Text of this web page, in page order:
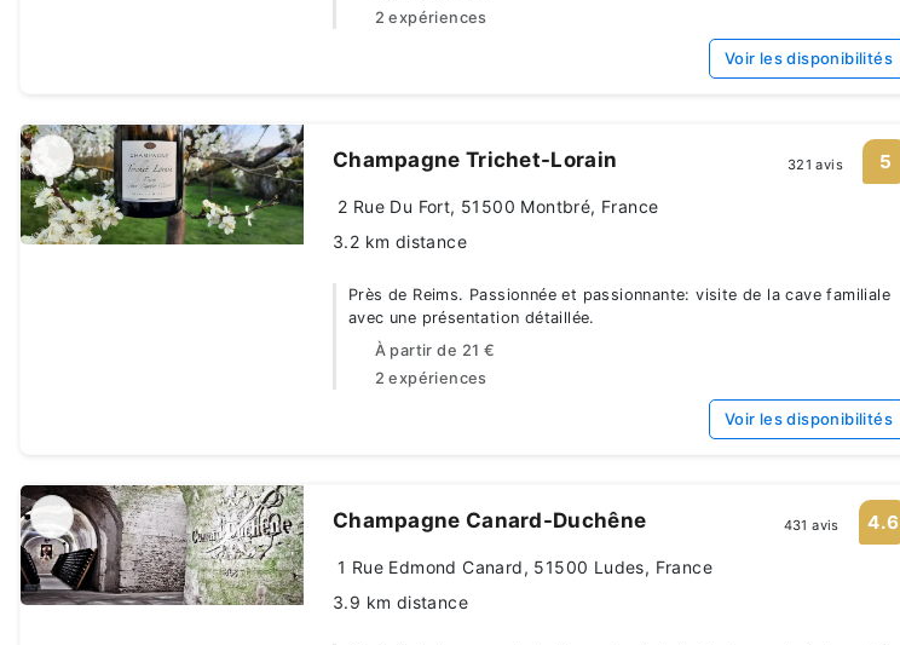
2 expériences
Voir les disponibilités
Champagne Trichet-Lorain 321 avis 5
2 Rue Du Fort, 51500 Montbré, France
3.2 km distance
Près de Reims. Passionnée et passionnante: visite de la cave familiale
avec une présentation détaillée.
À partir de 21 €
2 expériences
Voir les disponibilités
Champagne Canard-Duchêne 431 avis 4.6
1 Rue Edmond Canard, 51500 Ludes, France
3.9 km distance